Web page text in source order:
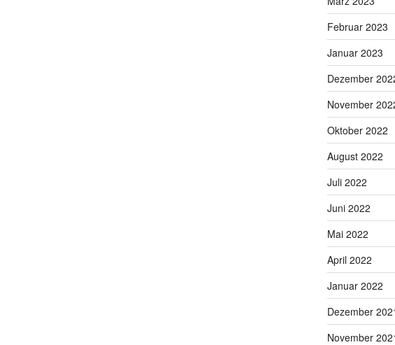
Februar 2023
Januar 2023
Dezember
November
Oktober 2022
August 2022
Juli 2022
Juni 2022
Mai 2022
April 2022
Januar 2022
Dezember
November